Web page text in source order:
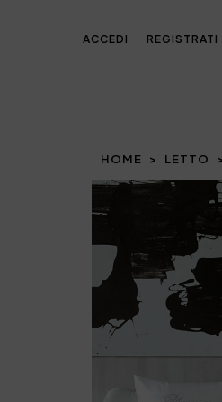
ACCEDI REGISTRATI
HOME LETTO
Prev